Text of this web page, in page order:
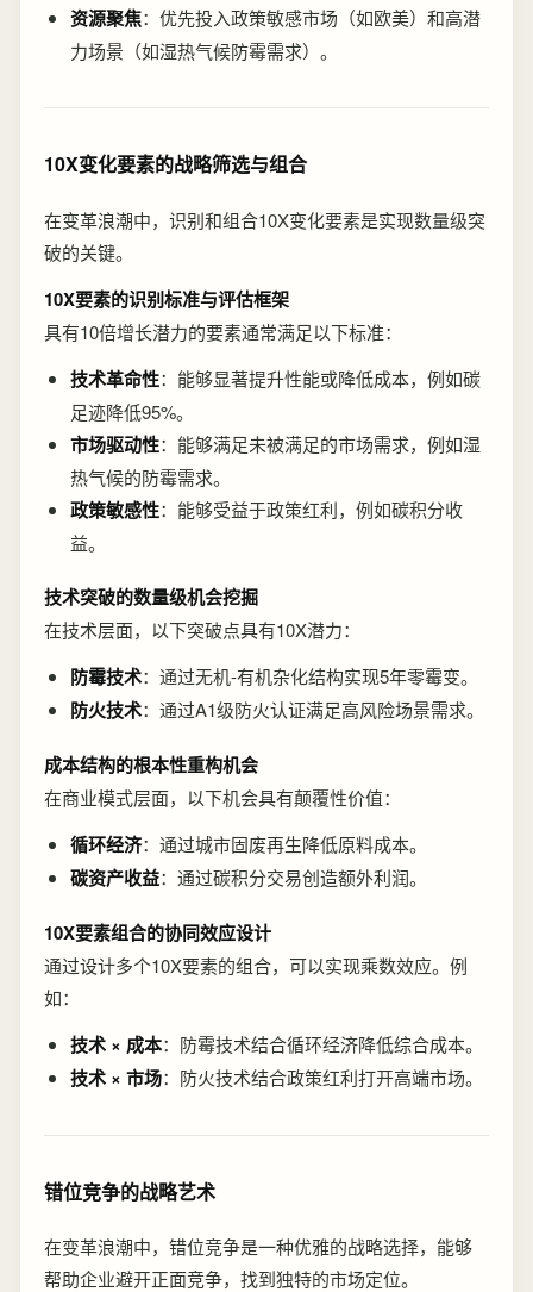
资源聚焦：优先投入政策敏感市场（如欧美）和高潜
力场景（如湿热气候防霉需求）。
10X变化要素的战略筛选与组合
在变革浪潮中，识别和组合10X变化要素是实现数量级突
破的关键。
10X要素的识别标准与评估框架
具有10倍增长潜力的要素通常满足以下标准：
技术革命性：能够显著提升性能或降低成本，例如碳
足迹降低95%。
市场驱动性：能够满足未被满足的市场需求，例如湿
热气候的防霉需求。
政策敏感性：能够受益于政策红利，例如碳积分收
益。
技术突破的数量级机会挖掘
在技术层面，以下突破点具有10X潜力：
防霉技术：通过无机-有机杂化结构实现5年零霉变。
防火技术：通过A1级防火认证满足高风险场景需求。
成本结构的根本性重构机会
在商业模式层面，以下机会具有颠覆性价值：
循环经济：通过城市固废再生降低原料成本。
碳资产收益：通过碳积分交易创造额外利润。
10X要素组合的协同效应设计
通过设计多个10X要素的组合，可以实现乘数效应。例
如：
技术 × 成本：防霉技术结合循环经济降低综合成本。
技术 × 市场：防火技术结合政策红利打开高端市场。
错位竞争的战略艺术
在变革浪潮中，错位竞争是一种优雅的战略选择，能够
帮助企业避开正面竞争，找到独特的市场定位。